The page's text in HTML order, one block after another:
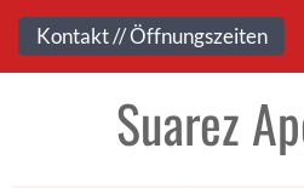
Kontakt
Suarez
Kontakt // Öffnungszeiten